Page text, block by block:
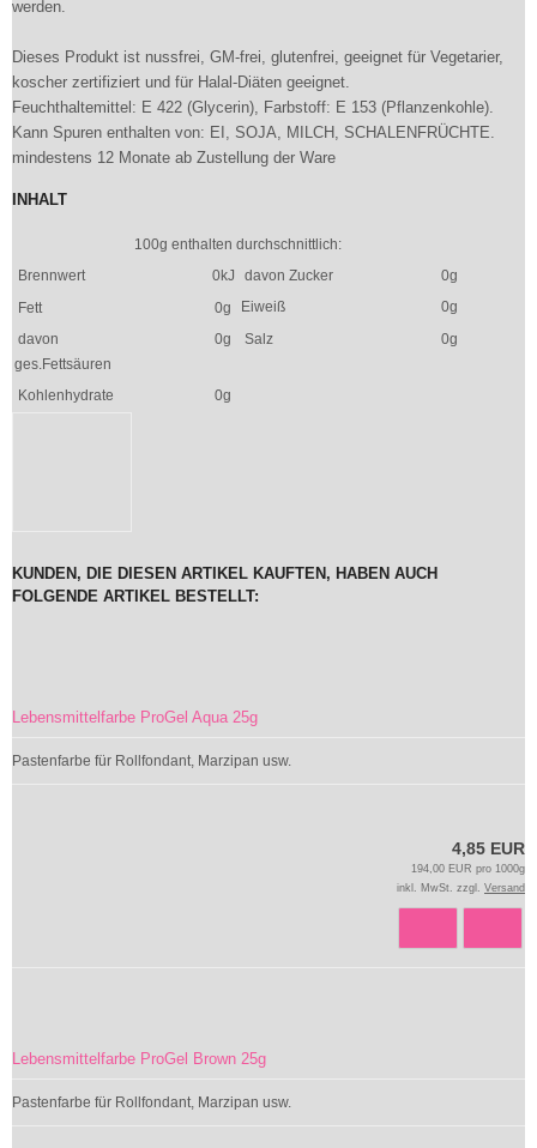
werden.
Dieses Produkt ist nussfrei, GM-frei, glutenfrei, geeignet für Vegetarier,
koscher zertifiziert und für Halal-Diäten geeignet.
Feuchthaltemittel: E 422 (Glycerin), Farbstoff: E 153 (Pflanzenkohle).
Kann Spuren enthalten von: EI, SOJA, MILCH, SCHALENFRÜCHTE.
mindestens 12 Monate ab Zustellung der Ware
INHALT
100g enthalten durchschnittlich:
Brennwert
0kJ davon Zucker
0g
Fett
0g Eiweiß
0g
davon
ges.Fettsäuren
0g Salz 0g
Kohlenhydrate 0g
KUNDEN, DIE DIESEN ARTIKEL KAUFTEN, HABEN AUCH
FOLGENDE ARTIKEL BESTELLT:
Lebensmittelfarbe ProGel Aqua 25g
Pastenfarbe für Rollfondant, Marzipan usw.
4,85 EUR
194,00 EUR pro 1000g
inkl. MwSt. zzgl. Versand
Lebensmittelfarbe ProGel Brown 25g
Pastenfarbe für Rollfondant, Marzipan usw.